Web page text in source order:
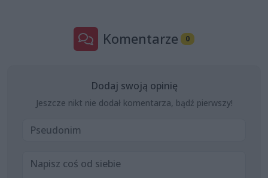
Komentarze 0
Dodaj swoją opinię
Jeszcze nikt nie dodał komentarza, bądź pierwszy!